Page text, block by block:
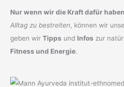
Nur wenn wir die Kraft dafür haben
Alltag zu bestreiten, können wir
geben wirTipps und Infos zur
Fitness und Energie.